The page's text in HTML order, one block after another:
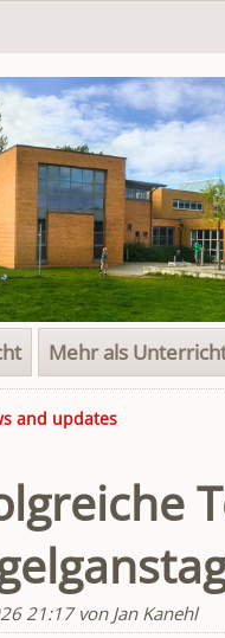
Mehr als
and updates
21:17von Jan Kanehl